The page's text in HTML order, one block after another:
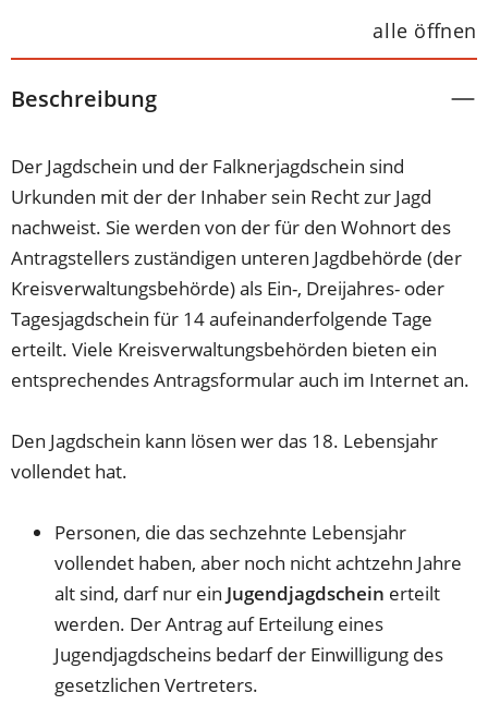
alle öffnen
Beschreibung
Der Jagdschein und der Falknerjagdschein sind
Urkunden mit der der Inhaber sein Recht zur Jagd
nachweist. Sie werden von der für den Wohnort des
Antragstellers zuständigen unteren Jagdbehörde (der
Kreisverwaltungsbehörde) als Ein-, Dreijahres- oder
Tagesjagdschein für 14 aufeinanderfolgende Tage
erteilt. Viele Kreisverwaltungsbehörden bieten ein
entsprechendes Antragsformular auch im Internet an.
Den Jagdschein kann lösen wer das 18. Lebensjahr
vollendet hat.
Personen, die das sechzehnte Lebensjahr
vollendet haben, aber noch nicht achtzehn Jahre
alt sind, darf nur ein Jugendjagdschein erteilt
werden. Der Antrag auf Erteilung eines
Jugendjagdscheins bedarf der Einwilligung des
gesetzlichen Vertreters.